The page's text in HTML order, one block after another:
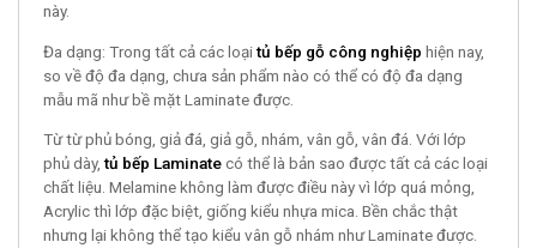
này.
Đa dạng: Trong tất cả các loạitủ bếp gỗ công nghiệp hiện nay,
so về độ đa dạng, chưa sản phẩm nào có thể có độ đa dạng
mẫu mã như bề mặt Laminate được.
Từ từ phủ bóng, giả đá, giả gỗ, nhám, vân gỗ, vân đá. Với lớp
phủ dày,tủ bếp Laminatecó thể là bản sao được tất cả các loại
chất liệu. Melamine không làm được điều này vì lớp quá mỏng,
Acrylic thì lớp đặc biệt, giống kiểu nhựa mica. Bền chắc thật
nhưng lại không thể tạo kiểu vân gỗ nhám như Laminate được.